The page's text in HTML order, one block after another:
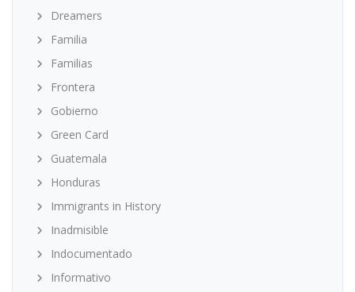
Dreamers
Familia
Familias
Frontera
Gobierno
Green Card
Guatemala
Honduras
Immigrants in History
Inadmisible
Indocumentado
Informativo